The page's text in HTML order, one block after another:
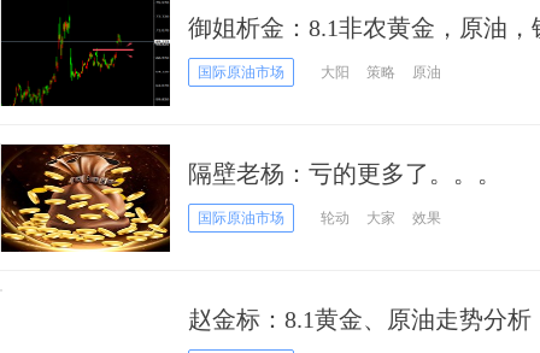
御姐析金：8.1非农黄金，原油
国际原油市场 大阳 策略 原油
隔壁老杨：亏的更多了。。。
国际原油市场 轮动 大家 效果
赵金标：8.1黄金、原油走势分析